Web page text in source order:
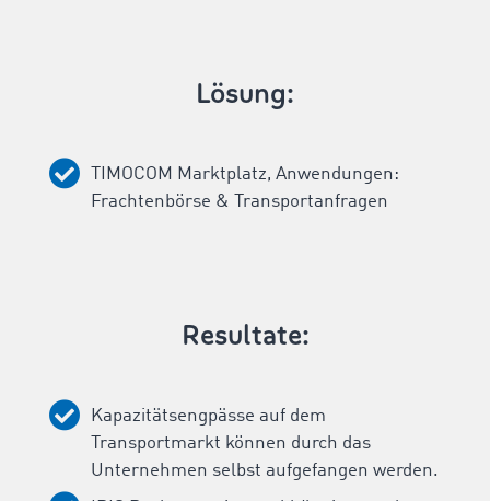
Lösung:
TIMOCOM Marktplatz, Anwendungen:
Frachtenbörse & Transportanfragen
Resultate:
Kapazitätsengpässe auf dem
Transportmarkt können durch das
Unternehmen selbst aufgefangen werden.